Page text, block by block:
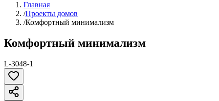
Главная
/Проекты домов
/Комфортный минимализм
Комфортный минимализм
L-3048-1